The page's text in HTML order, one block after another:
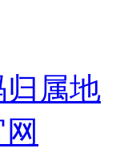
属地